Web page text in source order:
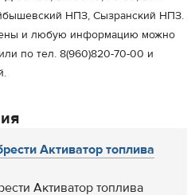
НПЗ, Сызранский НПЗ.
и любую информацию можно
по тел. 8(960)820-70-00 и
Активатор топлива
Активатор топлива